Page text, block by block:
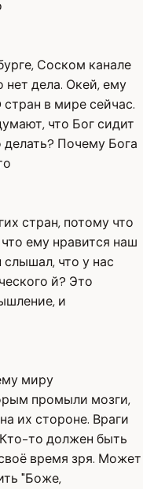
Соском канале
дела. Окей, ему
в мире сейчас.
что Бог сидит
Почему Бога
стран, потому что
ему нравится наш
что у нас
й? Это
и
миру
промыли мозги,
их стороне. Враги
то должен быть
время зря. Может
"Боже,